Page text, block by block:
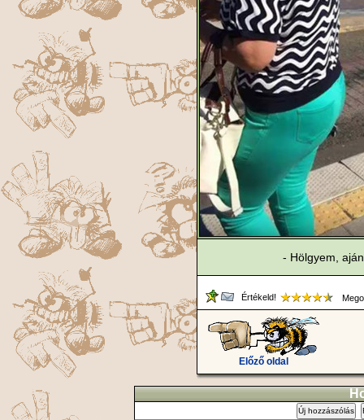
- Hölgyem,
Értékeld!
Előző oldal
Új hozzászólás